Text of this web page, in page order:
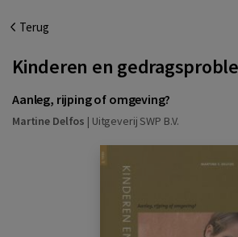
Terug
Kinderen en
Aanleg, rijping of omgeving?
Martine Delfos | Uitgeverij SWP B.V.